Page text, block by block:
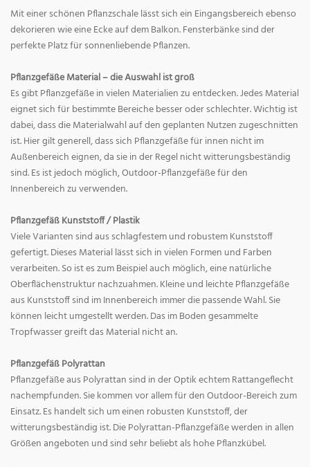
Mit einer schönen Pflanzschale lässt sich ein Eingangsbereich ebenso
dekorieren wie eine Ecke auf dem Balkon. Fensterbänke sind der
perfekte Platz für sonnenliebende Pflanzen.
Pflanzgefäße Material – die Auswahl ist groß
Es gibt Pflanzgefäße in vielen Materialien zu entdecken. Jedes Material
eignet sich für bestimmte Bereiche besser oder schlechter. Wichtig ist
dabei, dass die Materialwahl auf den geplanten Nutzen zugeschnitten
ist. Hier gilt generell, dass sich Pflanzgefäße für innen nicht im
Außenbereich eignen, da sie in der Regel nicht witterungsbeständig
sind. Es ist jedoch möglich, Outdoor-Pflanzgefäße für den
Innenbereich zu verwenden.
Pflanzgefäß Kunststoff / Plastik
Viele Varianten sind aus schlagfestem und robustem Kunststoff
gefertigt. Dieses Material lässt sich in vielen Formen und Farben
verarbeiten. So ist es zum Beispiel auch möglich, eine natürliche
Oberflächenstruktur nachzuahmen. Kleine und leichte Pflanzgefäße
aus Kunststoff sind im Innenbereich immer die passende Wahl. Sie
können leicht umgestellt werden. Das im Boden gesammelte
Tropfwasser greift das Material nicht an.
Pflanzgefäß Polyrattan
Pflanzgefäße aus Polyrattan sind in der Optik echtem Rattangeflecht
nachempfunden. Sie kommen vor allem für den Outdoor-Bereich zum
Einsatz. Es handelt sich um einen robusten Kunststoff, der
witterungsbeständig ist. Die Polyrattan-Pflanzgefäße werden in allen
Größen angeboten und sind sehr beliebt als hohe Pflanzkübel.